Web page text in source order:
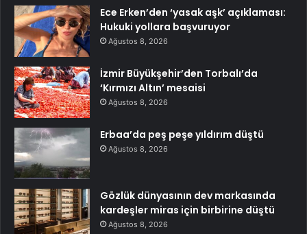
Ece Erken’den ‘yasak aşk’ açıklaması:
Hukuki yollara başvuruyor
Ağustos 8, 2026
İzmir Büyükşehir’den Torbalı’da
‘Kırmızı Altın’ mesaisi
Ağustos 8, 2026
Erbaa’da peş peşe yıldırım düştü
Ağustos 8, 2026
Gözlük dünyasının dev markasında
kardeşler miras için birbirine düştü
Ağustos 8, 2026